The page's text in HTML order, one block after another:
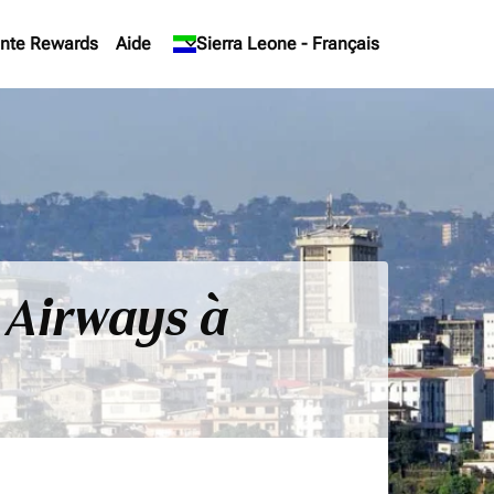
Rewards Aide Sierra Leone - Français
keyboard_arrow_down
à